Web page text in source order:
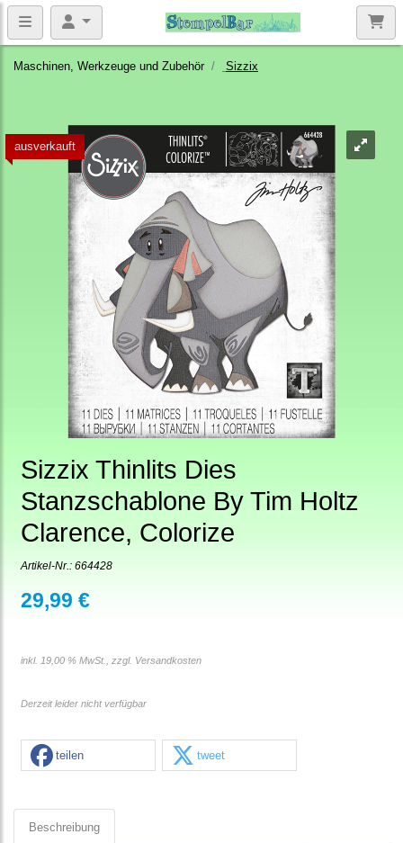
Maschinen, Werkzeuge und Zubehör Sizzix
ausverkauft
Sizzix Thinlits Dies
Stanzschablone By Tim Holtz
Clarence, Colorize
Artikel-Nr.: 664428
29,99 €
inkl. 19,00 % MwSt., zzgl. Versandkosten
Derzeit leider nicht verfügbar
teilen tweet
Beschreibung